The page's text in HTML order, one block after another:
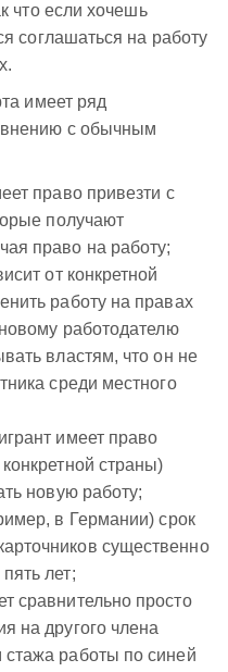
что если хочешь
соглашаться на работу
имеет ряд
с обычным
право привезти с
получают
право на работу;
от конкретной
работу на правах
работодателю
властям, что он не
среди местного
имеет право
страны)
новую работу;
в Германии) срок
существенно
лет;
сравнительно просто
на другого члена
работы по синей